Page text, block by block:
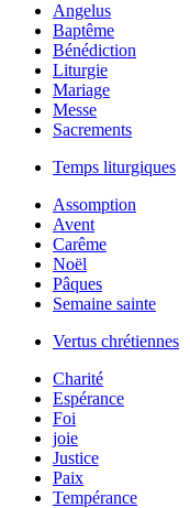
Angelus
Baptême
Bénédiction
Liturgie
Mariage
Messe
Sacrements
Temps liturgiques
Assomption
Avent
Carême
Noël
Pâques
Semaine sainte
Vertus chrétiennes
Charité
Espérance
Foi
joie
Justice
Paix
Tempérance